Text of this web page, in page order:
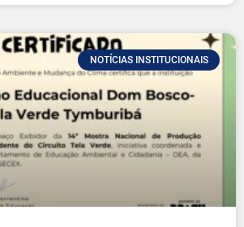
NOTÍCIAS INSTITUCIONAIS